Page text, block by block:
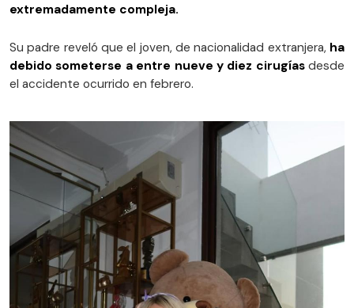
extremadamente compleja.
Su padre reveló que el joven, de nacionalidad extranjera, ha
debido someterse a entre nueve y diez cirugías desde
el accidente ocurrido en febrero.